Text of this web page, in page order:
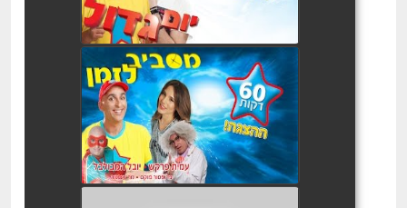
יובל המבולבל מסביב לזמן
ההצגה
watch video